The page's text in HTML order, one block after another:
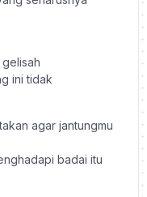
ini tidak
agar jantungmu
badai itu